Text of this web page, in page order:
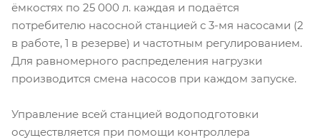
ёмкостях по 25 000 л. каждая и подаётся
потребителю насосной станцией с 3-мя насосами (2
в работе, 1 в резерве) и частотным регулированием.
Для равномерного распределения нагрузки
производится смена насосов при каждом запуске.
Управление всей станцией водоподготовки
осуществляется при помощи контроллера